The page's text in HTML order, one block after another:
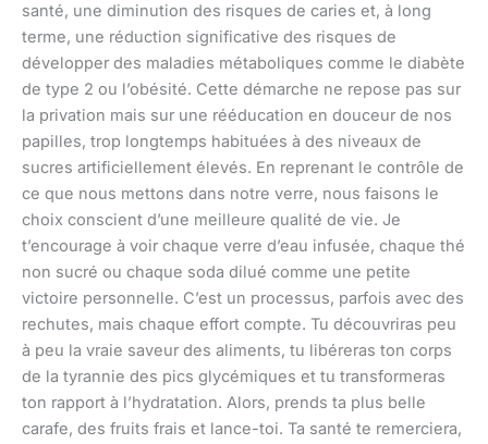
santé, une diminution des risques de caries et, à long
terme, une réduction significative des risques de
développer des maladies métaboliques comme le diabète
de type 2 ou l’obésité. Cette démarche ne repose pas sur
la privation mais sur une rééducation en douceur de nos
papilles, trop longtemps habituées à des niveaux de
sucres artificiellement élevés. En reprenant le contrôle de
ce que nous mettons dans notre verre, nous faisons le
choix conscient d’une meilleure qualité de vie. Je
t’encourage à voir chaque verre d’eau infusée, chaque thé
non sucré ou chaque soda dilué comme une petite
victoire personnelle. C’est un processus, parfois avec des
rechutes, mais chaque effort compte. Tu découvriras peu
à peu la vraie saveur des aliments, tu libéreras ton corps
de la tyrannie des pics glycémiques et tu transformeras
ton rapport à l’hydratation. Alors, prends ta plus belle
carafe, des fruits frais et lance-toi. Ta santé te remerciera,